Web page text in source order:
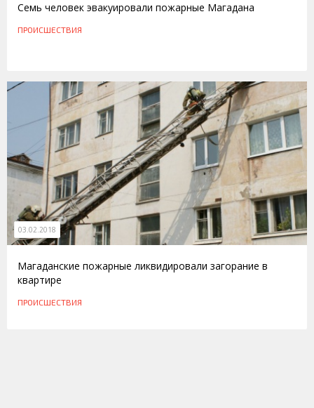
Семь человек эвакуировали пожарные Магадана
ПРОИСШЕСТВИЯ
03.02.2018
Магаданские пожарные ликвидировали загорание в
квартире
ПРОИСШЕСТВИЯ